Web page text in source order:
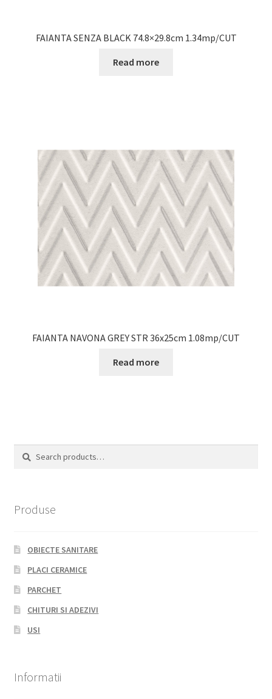
FAIANTA SENZA BLACK 74.8×29.8cm 1.34mp/CUT
Read more
FAIANTA NAVONA GREY STR 36x25cm 1.08mp/CUT
Read more
Search
Search
Produse
OBIECTE SANITARE
PLACI CERAMICE
PARCHET
CHITURI SI ADEZIVI
USI
Informatii